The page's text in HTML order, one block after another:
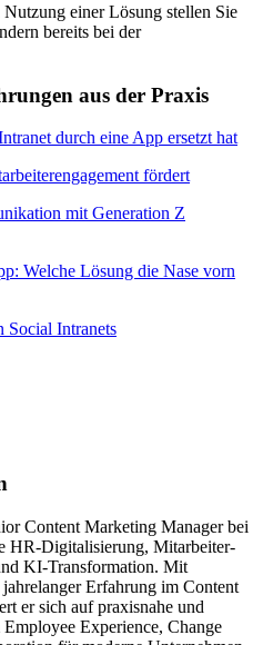
einer Lösung stellen Sie
bereits bei der
aus der Praxis
durch eine App ersetzt hat
fördert
mit Generation Z
Welche Lösung die Nase vorn
Social Intranets
Content Marketing Manager bei
HR-Digitalisierung, Mitarbeiter-
KI-Transformation. Mit
Erfahrung im Content
er sich auf praxisnahe und
Experience, Change